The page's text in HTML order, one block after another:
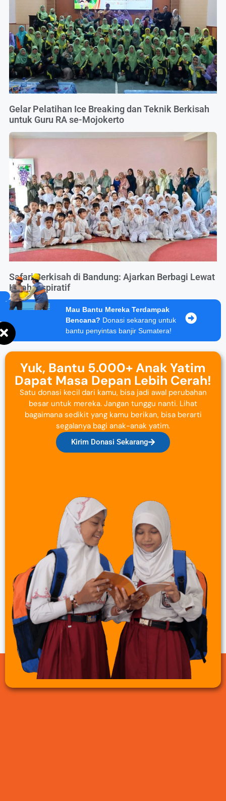
Gelar Pelatihan Ice Breaking dan Teknik Berkisah
untuk Guru RA se-Mojokerto
Safari Berkisah di Bandung: Ajarkan Berbagi Lewat
Kisah Inspiratif
Mau Bantu Mereka Terdampak
Bencana? Donasi sekarang untuk
bantu penyintas banjir Sumatera!
Yuk, Bantu 5.000+ Anak Yatim
Dapat Masa Depan Lebih Cerah!
Satu donasi kecil dari kamu, bisa jadi awal perubahan
besar untuk mereka. Jangan tunggu nanti. Lihat
bagaimana sedikit yang kamu berikan, bisa berarti
segalanya bagi anak-anak yatim.
Kirim Donasi Sekarang